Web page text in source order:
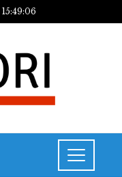
15:49:07